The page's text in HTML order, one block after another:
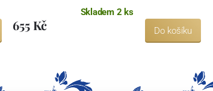
Skladem 2 ks
655 Kč Do košíku